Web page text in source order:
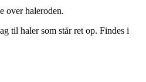
over haleroden.
til haler som står ret op. Findes i